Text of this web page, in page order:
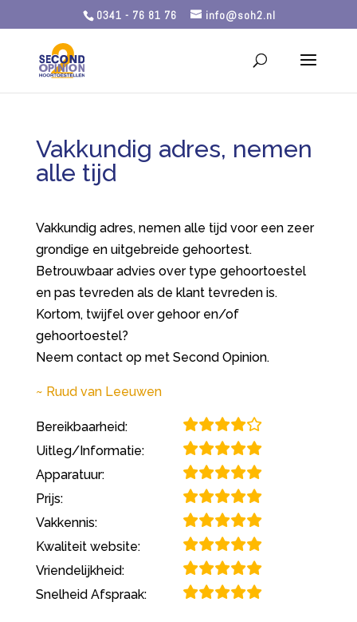
0341 - 76 81 76 info@soh2.nl
Vakkundig adres, nemen
alle tijd
Vakkundig adres, nemen alle tijd voor een zeer
grondige en uitgebreide gehoortest.
Betrouwbaar advies over type gehoortoestel
en pas tevreden als de klant tevreden is.
Kortom, twijfel over gehoor en/of
gehoortoestel?
Neem contact op met Second Opinion.
Ruud van Leeuwen
Bereikbaarheid:
Uitleg/Informatie:
Apparatuur:
Prijs:
Vakkennis:
Kwaliteit website:
Vriendelijkheid:
Snelheid Afspraak: